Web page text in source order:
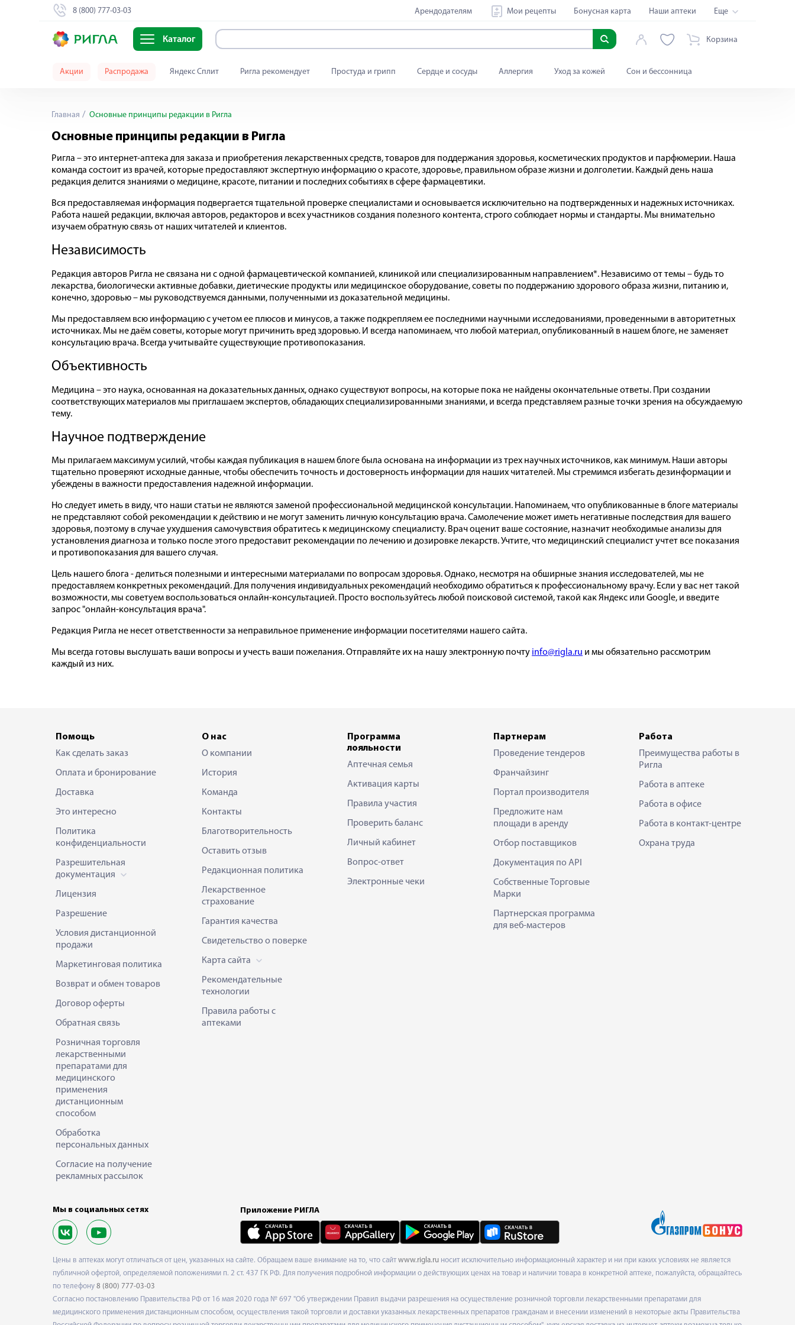
8 (800) 777-03-03 Арендодателям Мои рецепты Бонусная карта Наши аптеки Еще
Каталог Корзина
Акции Распродажа Яндекс Сплит Ригла рекомендует Простуда и грипп Сердце и сосуды Аллергия Уход за кожей Сон и бессонница
Главная Основные принципы редакции в Ригла
Основные принципы редакции в Ригла
Ригла – это интернет-аптека для заказа и приобретения лекарственных средств, товаров для поддержания здоровья, косметических продуктов и парфюмерии. Наша
команда состоит из врачей, которые предоставляют экспертную информацию о красоте, здоровье, правильном образе жизни и долголетии. Каждый день наша
редакция делится знаниями о медицине, красоте, питании и последних событиях в сфере фармацевтики.
Вся предоставляемая информация подвергается тщательной проверке специалистами и основывается исключительно на подтвержденных и надежных источниках.
Работа нашей редакции, включая авторов, редакторов и всех участников создания полезного контента, строго соблюдает нормы и стандарты. Мы внимательно
изучаем обратную связь от наших читателей и клиентов.
Независимость
Редакция авторов Ригла не связана ни с одной фармацевтической компанией, клиникой или специализированным направлением*. Независимо от темы – будь то
лекарства, биологически активные добавки, диетические продукты или медицинское оборудование, советы по поддержанию здорового образа жизни, питанию и,
конечно, здоровью – мы руководствуемся данными, полученными из доказательной медицины.
Мы предоставляем всю информацию с учетом ее плюсов и минусов, а также подкрепляем ее последними научными исследованиями, проведенными в авторитетных
источниках. Мы не даём советы, которые могут причинить вред здоровью. И всегда напоминаем, что любой материал, опубликованный в нашем блоге, не заменяет
консультацию врача. Всегда учитывайте существующие противопоказания.
Объективность
Медицина – это наука, основанная на доказательных данных, однако существуют вопросы, на которые пока не найдены окончательные ответы. При создании
соответствующих материалов мы приглашаем экспертов, обладающих специализированными знаниями, и всегда представляем разные точки зрения на обсуждаемую
тему.
Научное подтверждение
Мы прилагаем максимум усилий, чтобы каждая публикация в нашем блоге была основана на информации из трех научных источников, как минимум. Наши авторы
тщательно проверяют исходные данные, чтобы обеспечить точность и достоверность информации для наших читателей. Мы стремимся избегать дезинформации и
убеждены в важности предоставления надежной информации.
Но следует иметь в виду, что наши статьи не являются заменой профессиональной медицинской консультации. Напоминаем, что опубликованные в блоге материалы
не представляют собой рекомендации к действию и не могут заменить личную консультацию врача. Самолечение может иметь негативные последствия для вашего
здоровья, поэтому в случае ухудшения самочувствия обратитесь к медицинскому специалисту. Врач оценит ваше состояние, назначит необходимые анализы для
установления диагноза и только после этого предоставит рекомендации по лечению и дозировке лекарств. Учтите, что медицинский специалист учтет все показания
и противопоказания для вашего случая.
Цель нашего блога - делиться полезными и интересными материалами по вопросам здоровья. Однако, несмотря на обширные знания исследователей, мы не
предоставляем конкретных рекомендаций. Для получения индивидуальных рекомендаций необходимо обратиться к профессиональному врачу. Если у вас нет такой
возможности, мы советуем воспользоваться онлайн-консультацией. Просто воспользуйтесь любой поисковой системой, такой как Яндекс или Google, и введите
запрос "онлайн-консультация врача".
Редакция Ригла не несет ответственности за неправильное применение информации посетителями нашего сайта.
Мы всегда готовы выслушать ваши вопросы и учесть ваши пожелания. Отправляйте их на нашу электронную почту info@rigla.ru и мы обязательно рассмотрим
каждый из них.
Помощь
Как сделать заказ
Оплата и бронирование
Доставка
Это интересно
Политика
конфиденциальности
Разрешительная
документация
Лицензия
Разрешение
Условия дистанционной
продажи
Маркетинговая политика
Возврат и обмен товаров
Договор оферты
Обратная связь
Розничная торговля
лекарственными
препаратами для
медицинского
применения
дистанционным
способом
Обработка
персональных данных
Согласие на получение
рекламных рассылок
О нас
О компании
История
Команда
Контакты
Благотворительность
Оставить отзыв
Редакционная политика
Лекарственное
страхование
Гарантия качества
Свидетельство о поверке
Карта сайта
Рекомендательные
технологии
Правила работы с
аптеками
Программа
лояльности
Аптечная семья
Активация карты
Правила участия
Проверить баланс
Личный кабинет
Вопрос-ответ
Электронные чеки
Партнерам
Проведение тендеров
Франчайзинг
Портал производителя
Предложите нам
площади в аренду
Отбор поставщиков
Документация по API
Собственные Торговые
Марки
Партнерская программа
для веб-мастеров
Работа
Преимущества работы в
Ригла
Работа в аптеке
Работа в офисе
Работа в контакт-центре
Охрана труда
Мы в социальных сетях Приложение РИГЛА
Цены в аптеках могут отличаться от цен, указанных на сайте. Обращаем ваше внимание на то, что сайт www.rigla.ru носит исключительно информационный характер и ни при каких условиях не является
публичной офертой, определяемой положениями п. 2 ст. 437 ГК РФ. Для получения подробной информации о действующих ценах на товар и наличии товара в конкретной аптеке, пожалуйста, обращайтесь
по телефону 8 (800) 777-03-03
Согласно постановлению Правительства РФ от 16 мая 2020 года № 697 "Об утверждении Правил выдачи разрешения на осуществление розничной торговли лекарственными препаратами для
медицинского применения дистанционным способом, осуществления такой торговли и доставки указанных лекарственных препаратов гражданам и внесении изменений в некоторые акты Правительства